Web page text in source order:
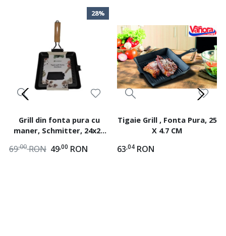
28%
Grill din fonta pura cu
maner, Schmitter, 24x24
49,00 RON
69,00 RON
Tigaie Grill , Fonta Pura, 25
X 4.7 CM
63,04 RON